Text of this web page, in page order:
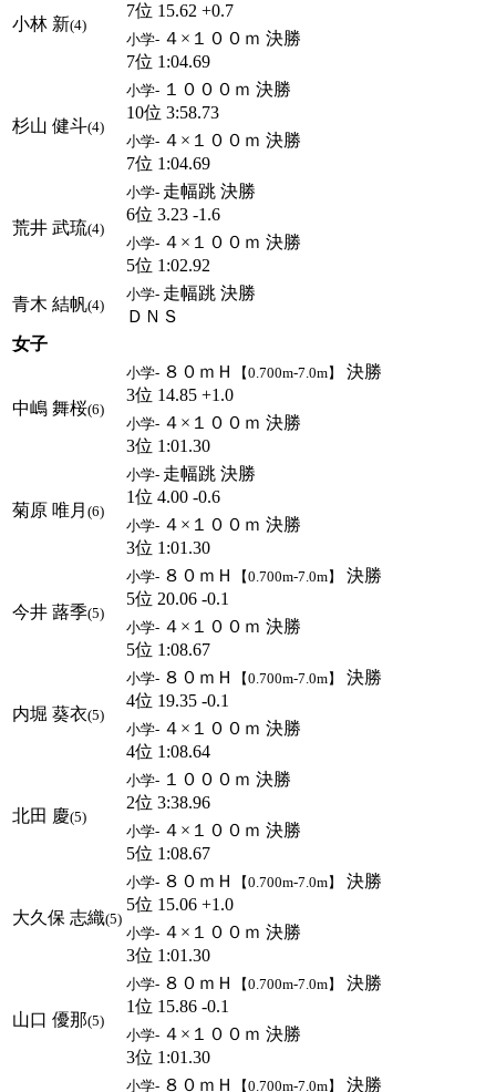
小林 新(4)
7位 15.62 +0.7
小学- ４×１００ｍ 決勝
7位 1:04.69
杉山 健斗(4)
小学- １０００ｍ 決勝
10位 3:58.73
小学- ４×１００ｍ 決勝
7位 1:04.69
荒井 武琉(4)
小学- 走幅跳 決勝
6位 3.23 -1.6
小学- ４×１００ｍ 決勝
5位 1:02.92
青木 結帆(4)
小学- 走幅跳 決勝
ＤＮＳ
女子
中嶋 舞桜(6)
小学- ８０ｍＨ 【0.700m-7.0m】
決勝
3位 14.85 +1.0
小学- ４×１００ｍ 決勝
3位 1:01.30
菊原 唯月 (6)
小学- 走幅跳 決勝
1位 4.00 -0.6
小学- ４×１００ｍ 決勝
3位 1:01.30
今井 蕗季(5)
小学- ８０ｍＨ 【0.700m-7.0m】
決勝
5位 20.06 -0.1
小学- ４×１００ｍ 決勝
5位 1:08.67
内堀 葵衣(5)
小学- ８０ｍＨ 【0.700m-7.0m】
決勝
4位 19.35 -0.1
小学- ４×１００ｍ 決勝
4位 1:08.64
北田 慶(5)
小学- １０００ｍ 決勝
2位 3:38.96
小学- ４×１００ｍ 決勝
5位 1:08.67
大久保 志織(5)
小学- ８０ｍＨ 【0.700m-7.0m】
決勝
5位 15.06 +1.0
小学- ４×１００ｍ 決勝
3位 1:01.30
山口 優那(5)
小学- ８０ｍＨ 【0.700m-7.0m】
決勝
1位 15.86 -0.1
小学- ４×１００ｍ 決勝
3位 1:01.30
小学- ８０ｍＨ 【0.700m-7.0m】
決勝